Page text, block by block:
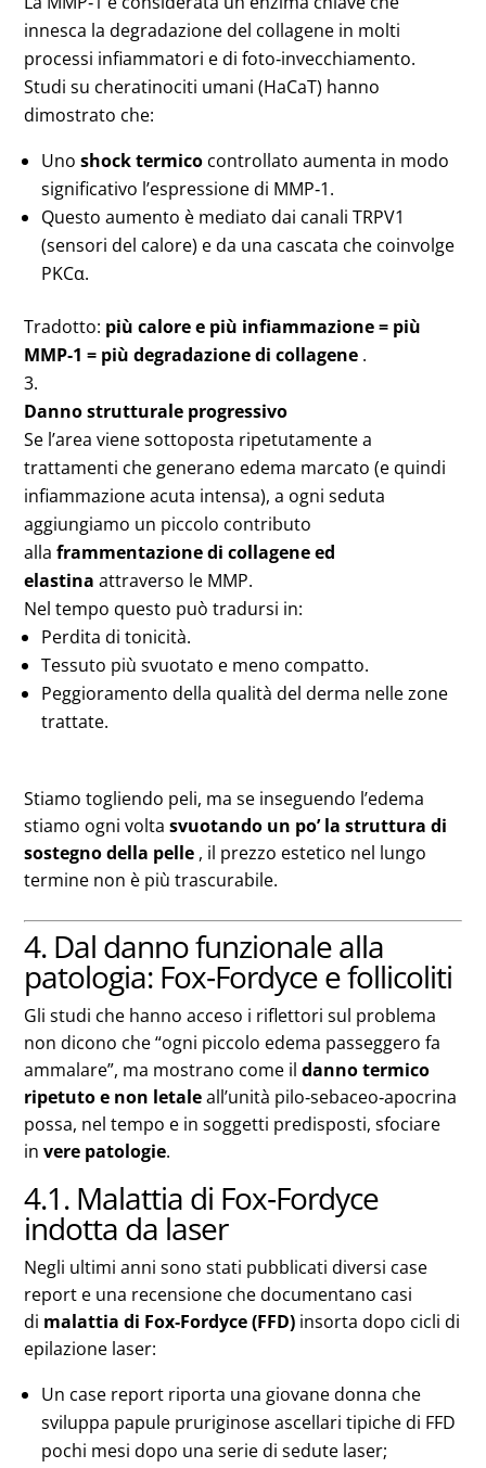
innesca la degradazione del collagene in molti
processi infiammatori e di foto‑invecchiamento.
Studi su cheratinociti umani (HaCaT) hanno
dimostrato che:
Unoshock termico controllato aumenta in modo
significativo l’espressione di MMP‑1.
Questo aumento è mediato dai canali TRPV1
(sensori del calore) e da una cascata che coinvolge
PKCα.
Tradotto: più calore e più infiammazione = più
MMP‑1 = più degradazione di collagene .
Danno strutturale progressivo
Se l’area viene sottoposta ripetutamente a
trattamenti che generano edema marcato (e quindi
infiammazione acuta intensa), a ogni seduta
aggiungiamo un piccolo contributo
allaframmentazione di collagene ed
elastina attraverso le MMP.
Nel tempo questo può tradursi in:
Perdita di tonicità.
Tessuto più svuotato e meno compatto.
Peggioramento della qualità del derma nelle zone
trattate.
Stiamo togliendo peli, ma se inseguendo l’edema
stiamo ogni voltasvuotando un po’ la struttura di
sostegno della pelle , il prezzo estetico nel lungo
termine non è più trascurabile.
4. Dal danno funzionale alla
patologia: Fox‑Fordyce e follicoliti
Gli studi che hanno acceso i riflettori sul problema
non dicono che “ogni piccolo edema passeggero fa
ammalare”, ma mostrano come ildanno termico
ripetuto e non letaleall’unità pilo‑sebaceo‑apocrina
possa, nel tempo e in soggetti predisposti, sfociare
invere patologie.
4.1. Malattia di Fox‑Fordyce
indotta da laser
Negli ultimi anni sono stati pubblicati diversi case
report e una recensione che documentano casi
di malattia di Fox‑Fordyce (FFD) insorta dopo cicli di
epilazione laser:
Un case report riporta una giovane donna che
sviluppa papule pruriginose ascellari tipiche di FFD
pochi mesi dopo una serie di sedute laser;